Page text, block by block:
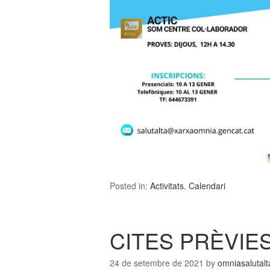
Posted in: Activitats, Calendari
CITES
24 de setembre de 2021 by